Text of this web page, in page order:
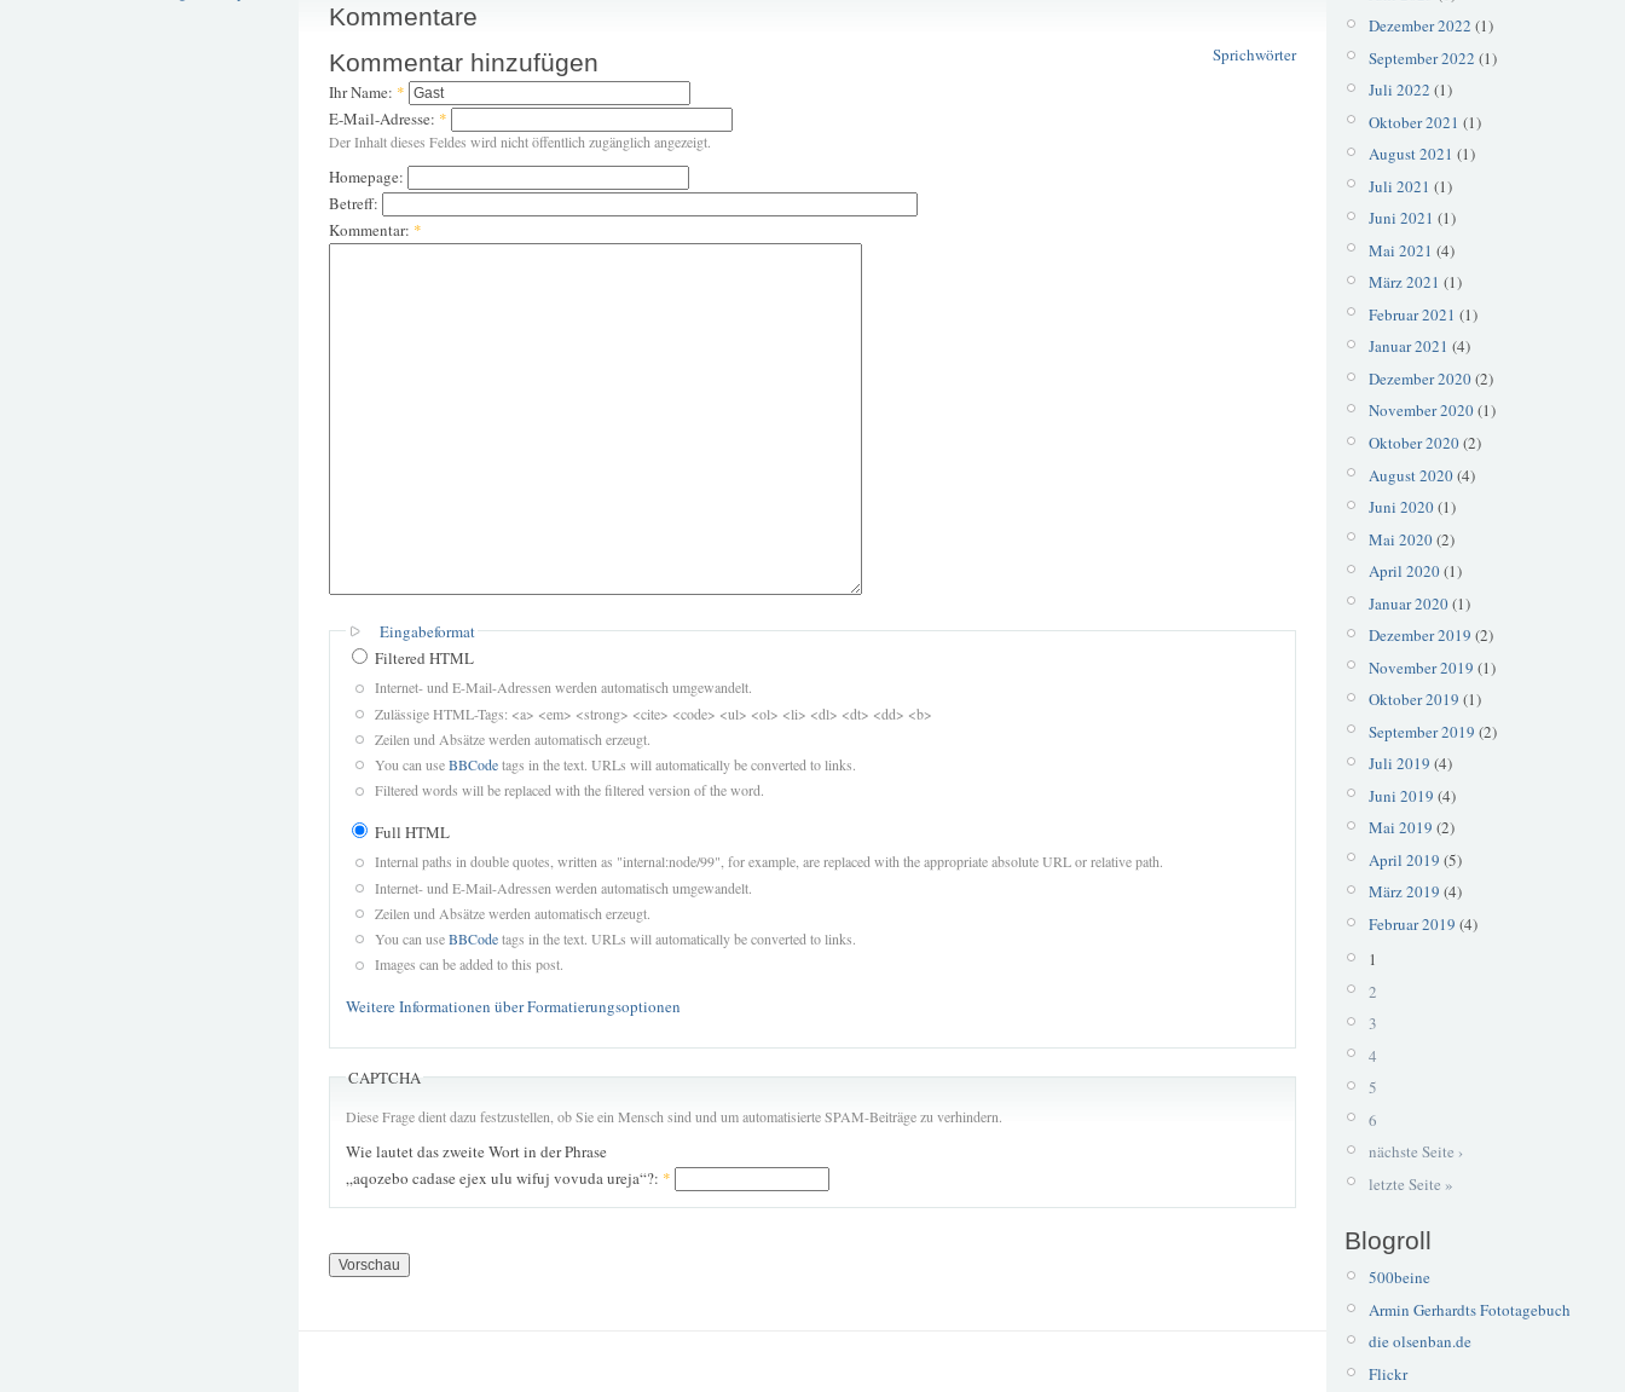
Sprichwörter
Kommentare
Kommentar hinzufügen
Ihr Name: *
E-Mail-Adresse: *
Der Inhalt dieses Feldes wird nicht öffentlich zugänglich angezeigt.
Homepage:
Betreff:
Kommentar: *
Eingabeformat
Filtered HTML
Internet- und E-Mail-Adressen werden automatisch umgewandelt.
Zulässige HTML-Tags: <a> <em> <strong> <cite> <code> <ul> <ol> <li> <dl> <dt> <dd> <b>
Zeilen und Absätze werden automatisch erzeugt.
You can useBBCodetags in the text. URLs will automatically be converted to links.
Filtered words will be replaced with the filtered version of the word.
Full HTML
Internal paths in double quotes, written as "internal:node/99", for example, are replaced with the appropriate absolute URL or relative path.
Internet- und E-Mail-Adressen werden automatisch umgewandelt.
Zeilen und Absätze werden automatisch erzeugt.
You can useBBCodetags in the text. URLs will automatically be converted to links.
Images can be added to this post.
Weitere Informationen über Formatierungsoptionen
CAPTCHA
Diese Frage dient dazu festzustellen, ob Sie ein Mensch sind und um automatisierte SPAM-Beiträge zu verhindern.
Wie lautet das zweite Wort in der Phrase
„aqozebo cadase ejex ulu wifuj vovuda ureja“?: *
Dezember 2022 (1)
September 2022 (1)
Juli 2022 (1)
Oktober 2021 (1)
August 2021 (1)
Juli 2021 (1)
Juni 2021 (1)
Mai 2021 (4)
März 2021 (1)
Februar 2021 (1)
Januar 2021 (4)
Dezember 2020(2)
November 2020(1)
Oktober 2020(2)
August 2020(4)
Juni 2020(1)
Mai 2020(2)
April 2020(1)
Januar 2020(1)
Dezember 2019 (2)
November 2019 (1)
Oktober 2019 (1)
September 2019 (2)
Juli 2019 (4)
Juni 2019 (4)
Mai 2019 (2)
April 2019 (5)
März 2019 (4)
Februar 2019 (4)
1
2
3
4
5
6
nächste Seite ›
letzte Seite »
Blogroll
500beine
Armin Gerhardts Fototagebuch
die olsenban.de
Flickr